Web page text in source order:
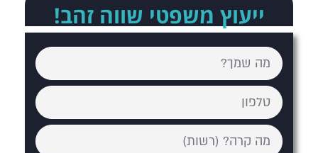
ייעוץ משפטי שווה זהב!